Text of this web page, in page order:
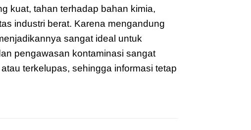
kuat, tahan terhadap bahan kimia,
industri berat. Karena mengandung
sangat ideal untuk
pengawasan kontaminasi sangat
terkelupas, sehingga informasi tetap